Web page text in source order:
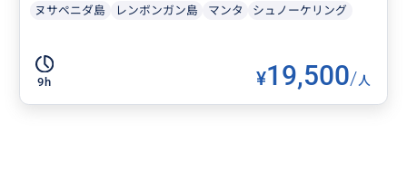
ヌサペニダ島 レンボンガン島 マンタ シュノーケリング
9h ¥19,500/人